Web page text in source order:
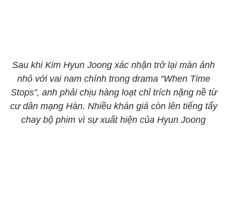
Sau khi Kim Hyun Joong xác nhận trở lại màn ảnh
nhỏ với vai nam chính trong drama “When Time
Stops”, anh phải chịu hàng loạt chỉ trích nặng nề từ
cư dân mạng Hàn. Nhiều khán giả còn lên tiếng tẩy
chay bộ phim vì sự xuất hiện của Hyun Joong